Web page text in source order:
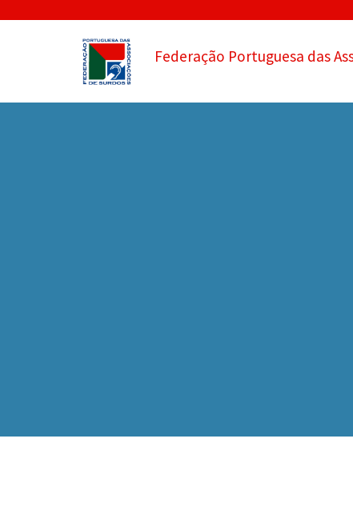
Federação Portuguesa das